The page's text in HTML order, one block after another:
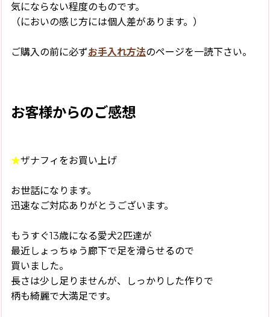
気にならない程度のものです。
（においの感じ方には個人差があります。）
ご購入の前に必ずお手入れ方法のページを一読下さい。
お客様からのご感想
★ザナフィをお買い上げ
お世話になります。
迅速なご対応ありがとうございます。
もうすぐ13歳になる愛犬2匹達が
最近しょっちゅう廊下で足を滑らせるので
買いました。
長さは少し足りませんが、しっかりした作りで
柄も綺麗で大満足です。